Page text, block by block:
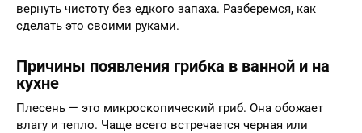
вернуть чистоту без едкого запаха. Разберемся, как
сделать это своими руками.
Причины появления грибка в ванной и на
кухне
Плесень — это микроскопический гриб. Она обожает
влагу и тепло. Чаще всего встречается черная или